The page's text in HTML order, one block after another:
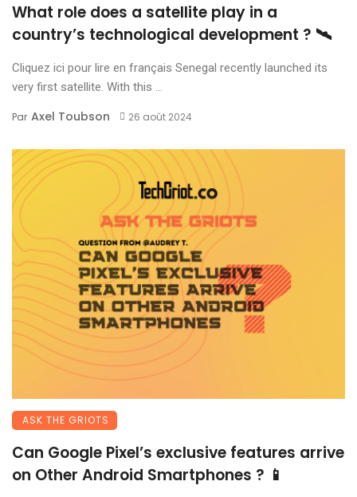
What role does a satellite play in a
country’s technological development ? 🛰️
Cliquez ici pour lire en français Senegal recently launched its
very first satellite. With this ...
Par Axel Toubson 26 août 2024
ASK THE GRIOTS
Can Google Pixel’s exclusive features arrive
on Other Android Smartphones ? 📱